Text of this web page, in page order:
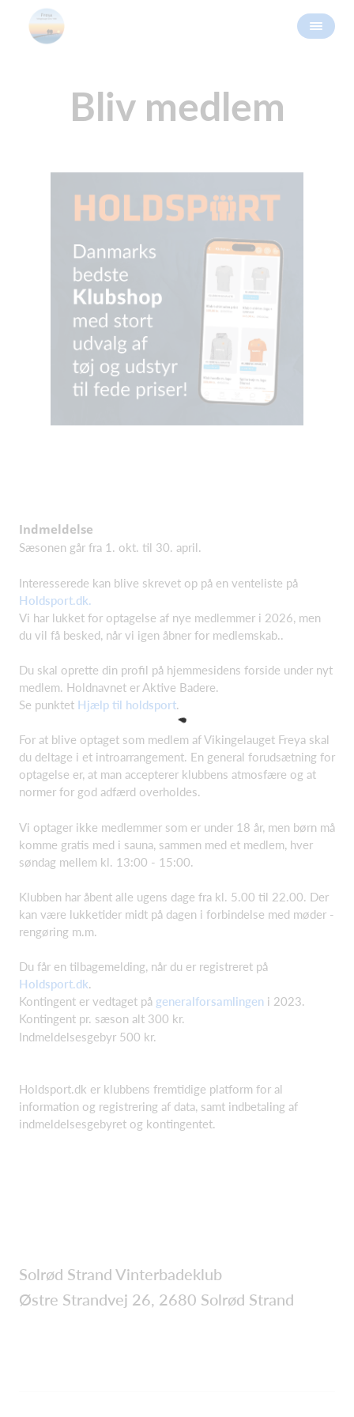
Bliv medlem
Indmeldelse
Sæsonen går fra 1. okt. til 30. april.
Interesserede kan blive skrevet op på en venteliste på
Holdsport.dk.
Vi har lukket for optagelse af nye medlemmer i 2026, men
du vil få besked, når vi igen åbner for medlemskab..
Du skal oprette din profil på hjemmesidens forside under nyt
medlem. Holdnavnet er Aktive Badere.
Se punktet Hjælp til holdsport
For at blive optaget som medlem af Vikingelauget Freya skal
du deltage i et introarrangement. En general forudsætning for
optagelse er, at man accepterer klubbens atmosfære og at
normer for god adfærd overholdes.
Vi optager ikke medlemmer som er under 18 år, men børn må
komme gratis med i sauna, sammen med et medlem, hver
søndag mellem kl. 13:00 - 15:00.
Klubben har åbent alle ugens dage fra kl. 5.00 til 22.00. Der
kan være lukketider midt på dagen i forbindelse med møder -
rengøring m.m.
Du får en tilbagemelding, når du er registreret på
Holdsport.dk
Kontingent er vedtaget på generalforsamlingen i 2023.
Kontingent pr. sæson alt 300 kr.
Indmeldelsesgebyr 500 kr.
Holdsport.dk er klubbens fremtidige platform for al
information og registrering af data, samt indbetaling af
indmeldelsesgebyret og kontingentet.
Solrød Strand Vinterbadeklub
Østre Strandvej 26, 2680 Solrød Strand